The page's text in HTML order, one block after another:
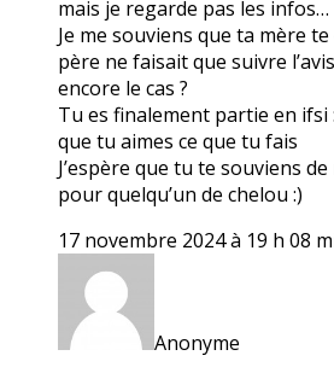
mais je regarde pas les infos…
Je me souviens que ta mère
père ne faisait que suivre
encore le cas ?
Tu es finalement partie en ifsi
que tu aimes ce que tu fais
J’espère que tu te souviens
pour quelqu’un de chelou :)
17 novembre 2024 à 19 h 08
Anonyme